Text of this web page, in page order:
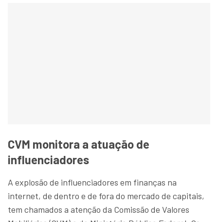
CVM monitora a atuação de
influenciadores
A explosão de influenciadores em finanças na
internet, de dentro e de fora do mercado de capitais,
tem chamados a atenção da Comissão de Valores